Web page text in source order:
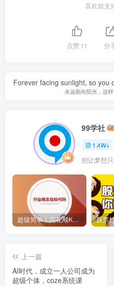
喜欢就支
点赞11 分
Forever facing sunlight, so you
永远面向阳光，这
99学社
1.4W+
别让梦想
超级简单！同花顺K线界面显示行业概念指标代码图解
上一篇
AI时代，成立一人公司成为
超级个体，coze系统课